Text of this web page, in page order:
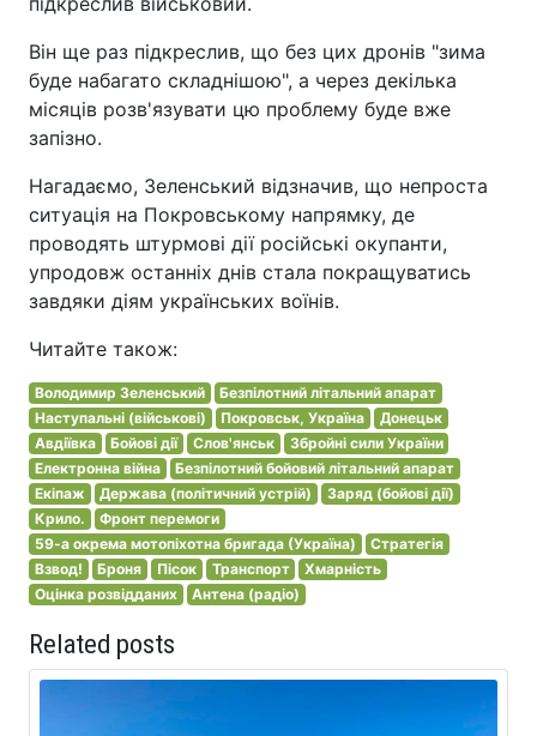
Він ще раз підкреслив, що без цих дронів "зима
буде набагато складнішою", а через декілька
місяців розв'язувати цю проблему буде вже
запізно.
Нагадаємо, Зеленський відзначив, що непроста
ситуація на Покровському напрямку, де
проводять штурмові дії російські окупанти,
упродовж останніх днів стала покращуватись
завдяки діям українських воїнів.
Читайте також:
Володимир Зеленський
Безпілотний літальний апарат
Наступальні (військові)
Покровськ, Україна
Донецьк
Авдіївка
Бойові дії Слов'янськ
Збройні сили України
Електронна війна
Безпілотний бойовий літальний апарат
Екіпаж
Держава (політичний устрій)
Заряд (бойові дії)
Крило.
Фронт перемоги
59-а окрема мотопіхотна бригада (Україна)
Стратегія
Взвод!
Броня Пісок Транспорт
Хмарність
Оцінка розвідданих
Антена (радіо)
Related posts